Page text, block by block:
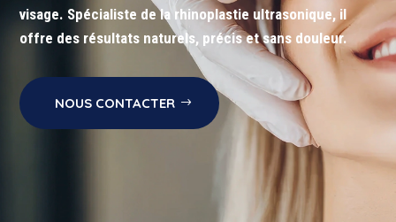
visage. Spécialiste de la rhinoplastie ultrasonique, il
offre des résultats naturels, précis et sans douleur.
NOUS CONTACTER